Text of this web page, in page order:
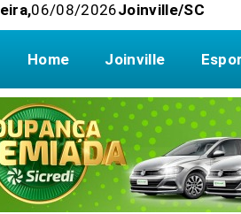
06/08/2026Joinville/SC
Home Joinville